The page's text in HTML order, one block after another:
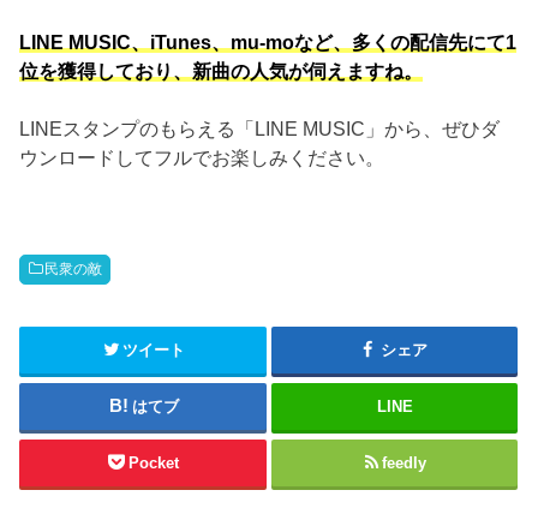
LINE MUSIC、iTunes、mu-moなど、多くの配信先にて1
位を獲得しており、新曲の人気が伺えますね。
LINEスタンプのもらえる「LINE MUSIC」から、ぜひダ
ウンロードしてフルでお楽しみください。
民衆の敵
ツイート シェア
はてブ LINE
Pocket feedly